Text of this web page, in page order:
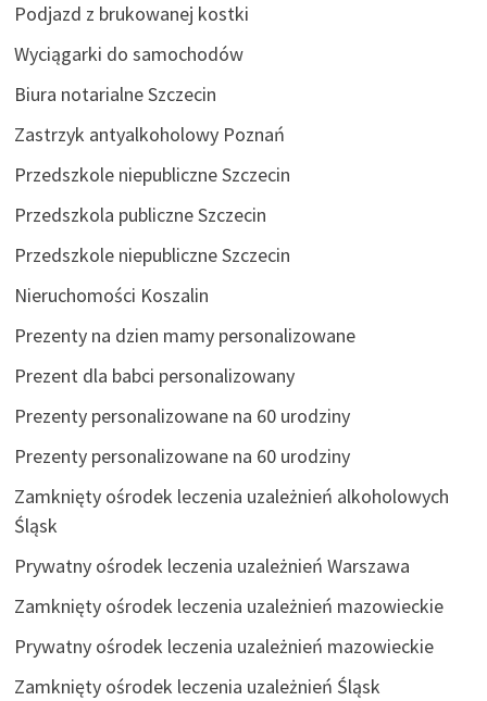
Podjazd z brukowanej kostki
Wyciągarki do samochodów
Biura notarialne Szczecin
Zastrzyk antyalkoholowy Poznań
Przedszkole niepubliczne Szczecin
Przedszkola publiczne Szczecin
Przedszkole niepubliczne Szczecin
Nieruchomości Koszalin
Prezenty na dzien mamy personalizowane
Prezent dla babci personalizowany
Prezenty personalizowane na 60 urodziny
Prezenty personalizowane na 60 urodziny
Zamknięty ośrodek leczenia uzależnień alkoholowych
Śląsk
Prywatny ośrodek leczenia uzależnień Warszawa
Zamknięty ośrodek leczenia uzależnień mazowieckie
Prywatny ośrodek leczenia uzależnień mazowieckie
Zamknięty ośrodek leczenia uzależnień Śląsk